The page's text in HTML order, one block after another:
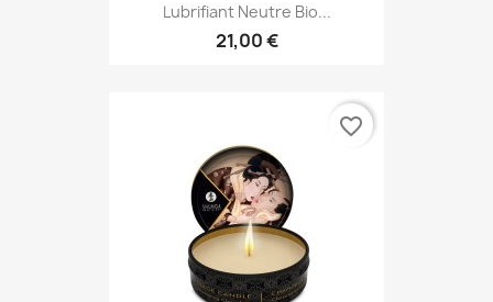
Lubrifiant Neutre Bio...
21,00 €
favorite_border